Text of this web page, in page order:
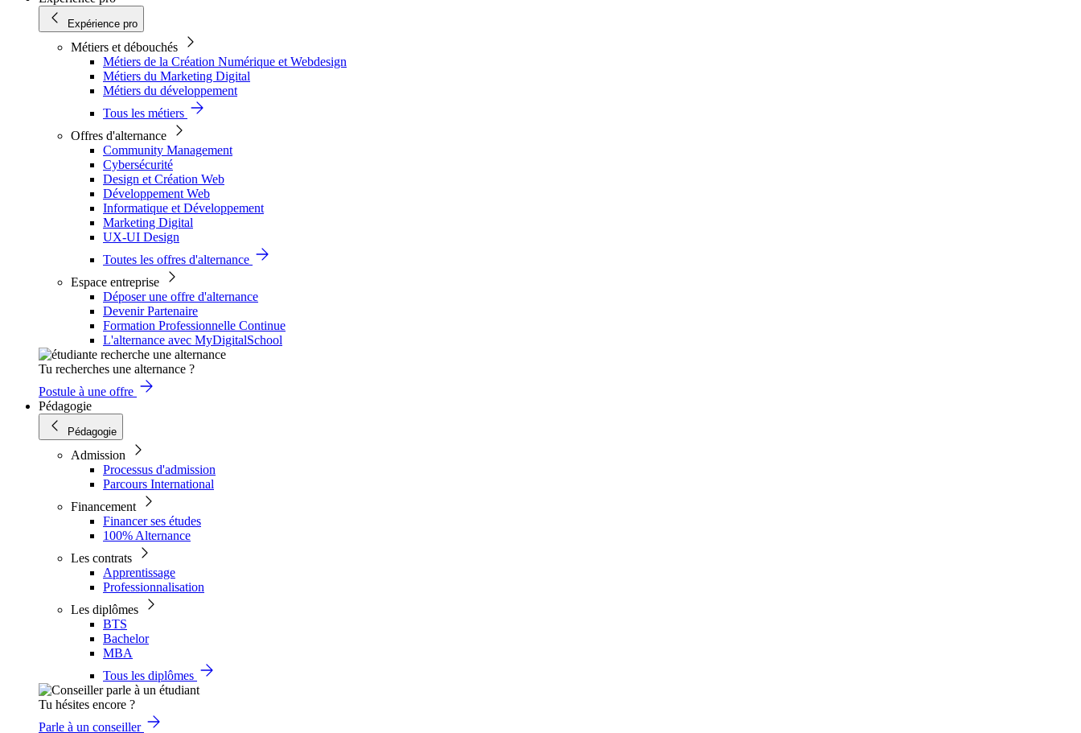
Expérience pro
Métiers et débouchés
Métiers de la Création Numérique et Webdesign
Métiers du Marketing Digital
Métiers du développement
Tous les métiers
Offres d'alternance
Community Management
Cybersécurité
Design et Création Web
Développement Web
Informatique et Développement
Marketing Digital
UX-UI Design
Toutes les offres d'alternance
Espace entreprise
Déposer une offre d'alternance
Devenir Partenaire
Formation Professionnelle Continue
L'alternance avec MyDigitalSchool
Tu recherches une alternance ?
Postule à une offre
Pédagogie
Pédagogie
Admission
Processus d'admission
Parcours International
Financement
Financer ses études
100% Alternance
Les contrats
Apprentissage
Professionnalisation
Les diplômes
BTS
Bachelor
MBA
Tous les diplômes
Tu hésites encore ?
Parle à un conseiller